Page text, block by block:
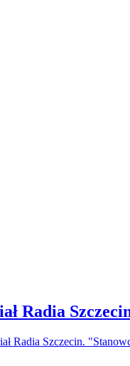
Radia
Radia Szczecin.